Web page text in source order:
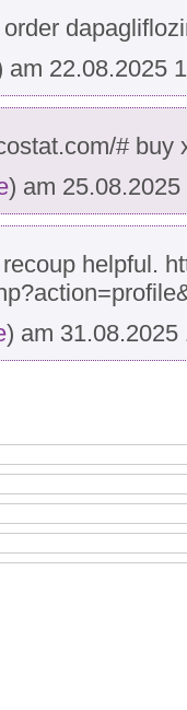
am 22.08.2025
# buy
) am 25.08.2025
helpful.
) am 31.08.2025